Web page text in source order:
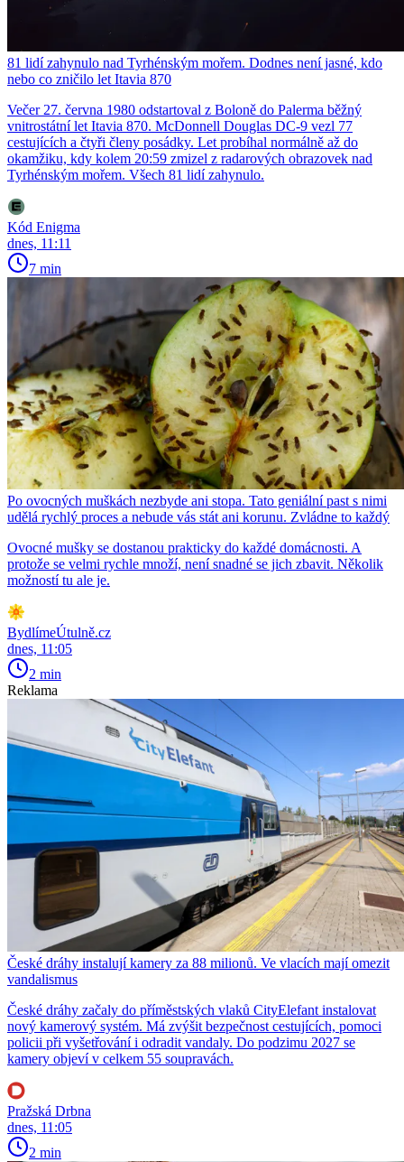
81 lidí zahynulo nad Tyrhénským mořem. Dodnes není jasné, kdo
nebo co zničilo let Itavia 870
Večer 27. června 1980 odstartoval z Boloně do Palerma běžný
vnitrostátní let Itavia 870. McDonnell Douglas DC-9 vezl 77
cestujících a čtyři členy posádky. Let probíhal normálně až do
okamžiku, kdy kolem 20:59 zmizel z radarových obrazovek nad
Tyrhénským mořem. Všech 81 lidí zahynulo.
Kód Enigma
dnes, 11:11
7 min
Po ovocných muškách nezbyde ani stopa. Tato geniální past s nimi
udělá rychlý proces a nebude vás stát ani korunu. Zvládne to každý
Ovocné mušky se dostanou prakticky do každé domácnosti. A
protože se velmi rychle množí, není snadné se jich zbavit. Několik
možností tu ale je.
BydlímeÚtulně.cz
dnes, 11:05
2 min
Reklama
České dráhy instalují kamery za 88 milionů. Ve vlacích mají omezit
vandalismus
České dráhy začaly do příměstských vlaků CityElefant instalovat
nový kamerový systém. Má zvýšit bezpečnost cestujících, pomoci
policii při vyšetřování i odradit vandaly. Do podzimu 2027 se
kamery objeví v celkem 55 soupravách.
Pražská Drbna
dnes, 11:05
2 min